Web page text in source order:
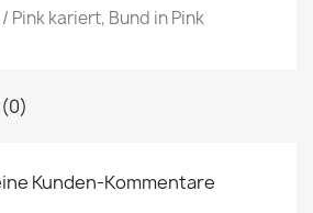
Pink kariert, Bund in Pink
Kunden-Kommentare